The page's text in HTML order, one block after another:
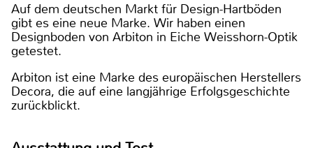
Auf dem deutschen Markt für Design-Hartböden
gibt es eine neue Marke. Wir haben einen
Designboden von Arbiton in Eiche Weisshorn-Optik
getestet.
Arbiton ist eine Marke des europäischen Herstellers
Decora, die auf eine langjährige Erfolgsgeschichte
zurückblickt.